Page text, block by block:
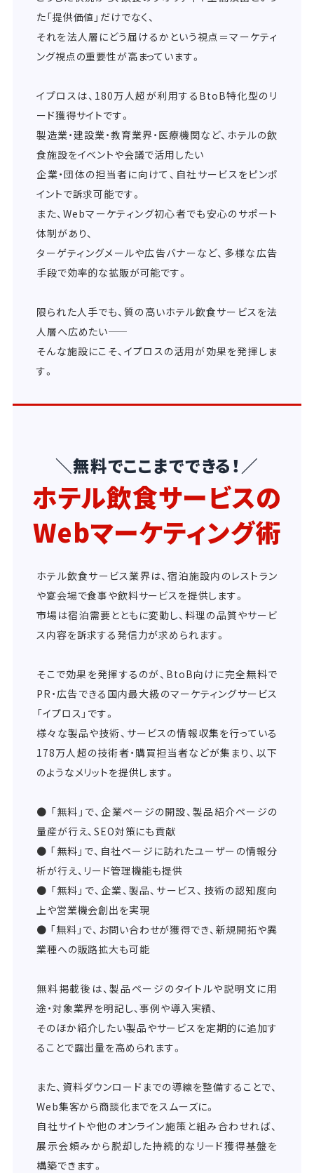
た「提供価値」だけでなく、
それを法人層にどう届けるかという視点＝マーケティ
ング視点の重要性が高まっています。
イプロスは、180万人超が利用するBtoB特化型のリ
ード獲得サイトです。
製造業・建設業・教育業界・医療機関など、ホテルの飲
食施設をイベントや会議で活用したい
企業・団体の担当者に向けて、自社サービスをピンポ
イントで訴求可能です。
また、Webマーケティング初心者でも安心のサポート
体制があり、
ターゲティングメールや広告バナーなど、多様な広告
手段で効率的な拡販が可能です。
限られた人手でも、質の高いホテル飲食サービスを法
人層へ広めたい――
そんな施設にこそ、イプロスの活用が効果を発揮しま
す。
＼無料でここまでできる！／
ホテル飲食サービスの
Webマーケティング術
ホテル飲食サービス業界は、宿泊施設内のレストラン
や宴会場で食事や飲料サービスを提供します。
市場は宿泊需要とともに変動し、料理の品質やサービ
ス内容を訴求する発信力が求められます。
そこで効果を発揮するのが、BtoB向けに完全無料で
PR・広告できる国内最大級のマーケティングサービス
「イプロス」です。
様々な製品や技術、サービスの情報収集を行っている
178万人超の技術者・購買担当者などが集まり、以下
のようなメリットを提供します。
● 「無料」で、企業ページの開設、製品紹介ページの
量産が行え、SEO対策にも貢献
● 「無料」で、自社ページに訪れたユーザーの情報分
析が行え、リード管理機能も提供
● 「無料」で、企業、製品、サービス、技術の認知度向
上や営業機会創出を実現
● 「無料」で、お問い合わせが獲得でき、新規開拓や異
業種への販路拡大も可能
無料掲載後は、製品ページのタイトルや説明文に用
途・対象業界を明記し、事例や導入実績、
そのほか紹介したい製品やサービスを定期的に追加す
ることで露出量を高められます。
また、資料ダウンロードまでの導線を整備することで、
Web集客から商談化までをスムーズに。
自社サイトや他のオンライン施策と組み合わせれば、
展示会頼みから脱却した持続的なリード獲得基盤を
構築できます。